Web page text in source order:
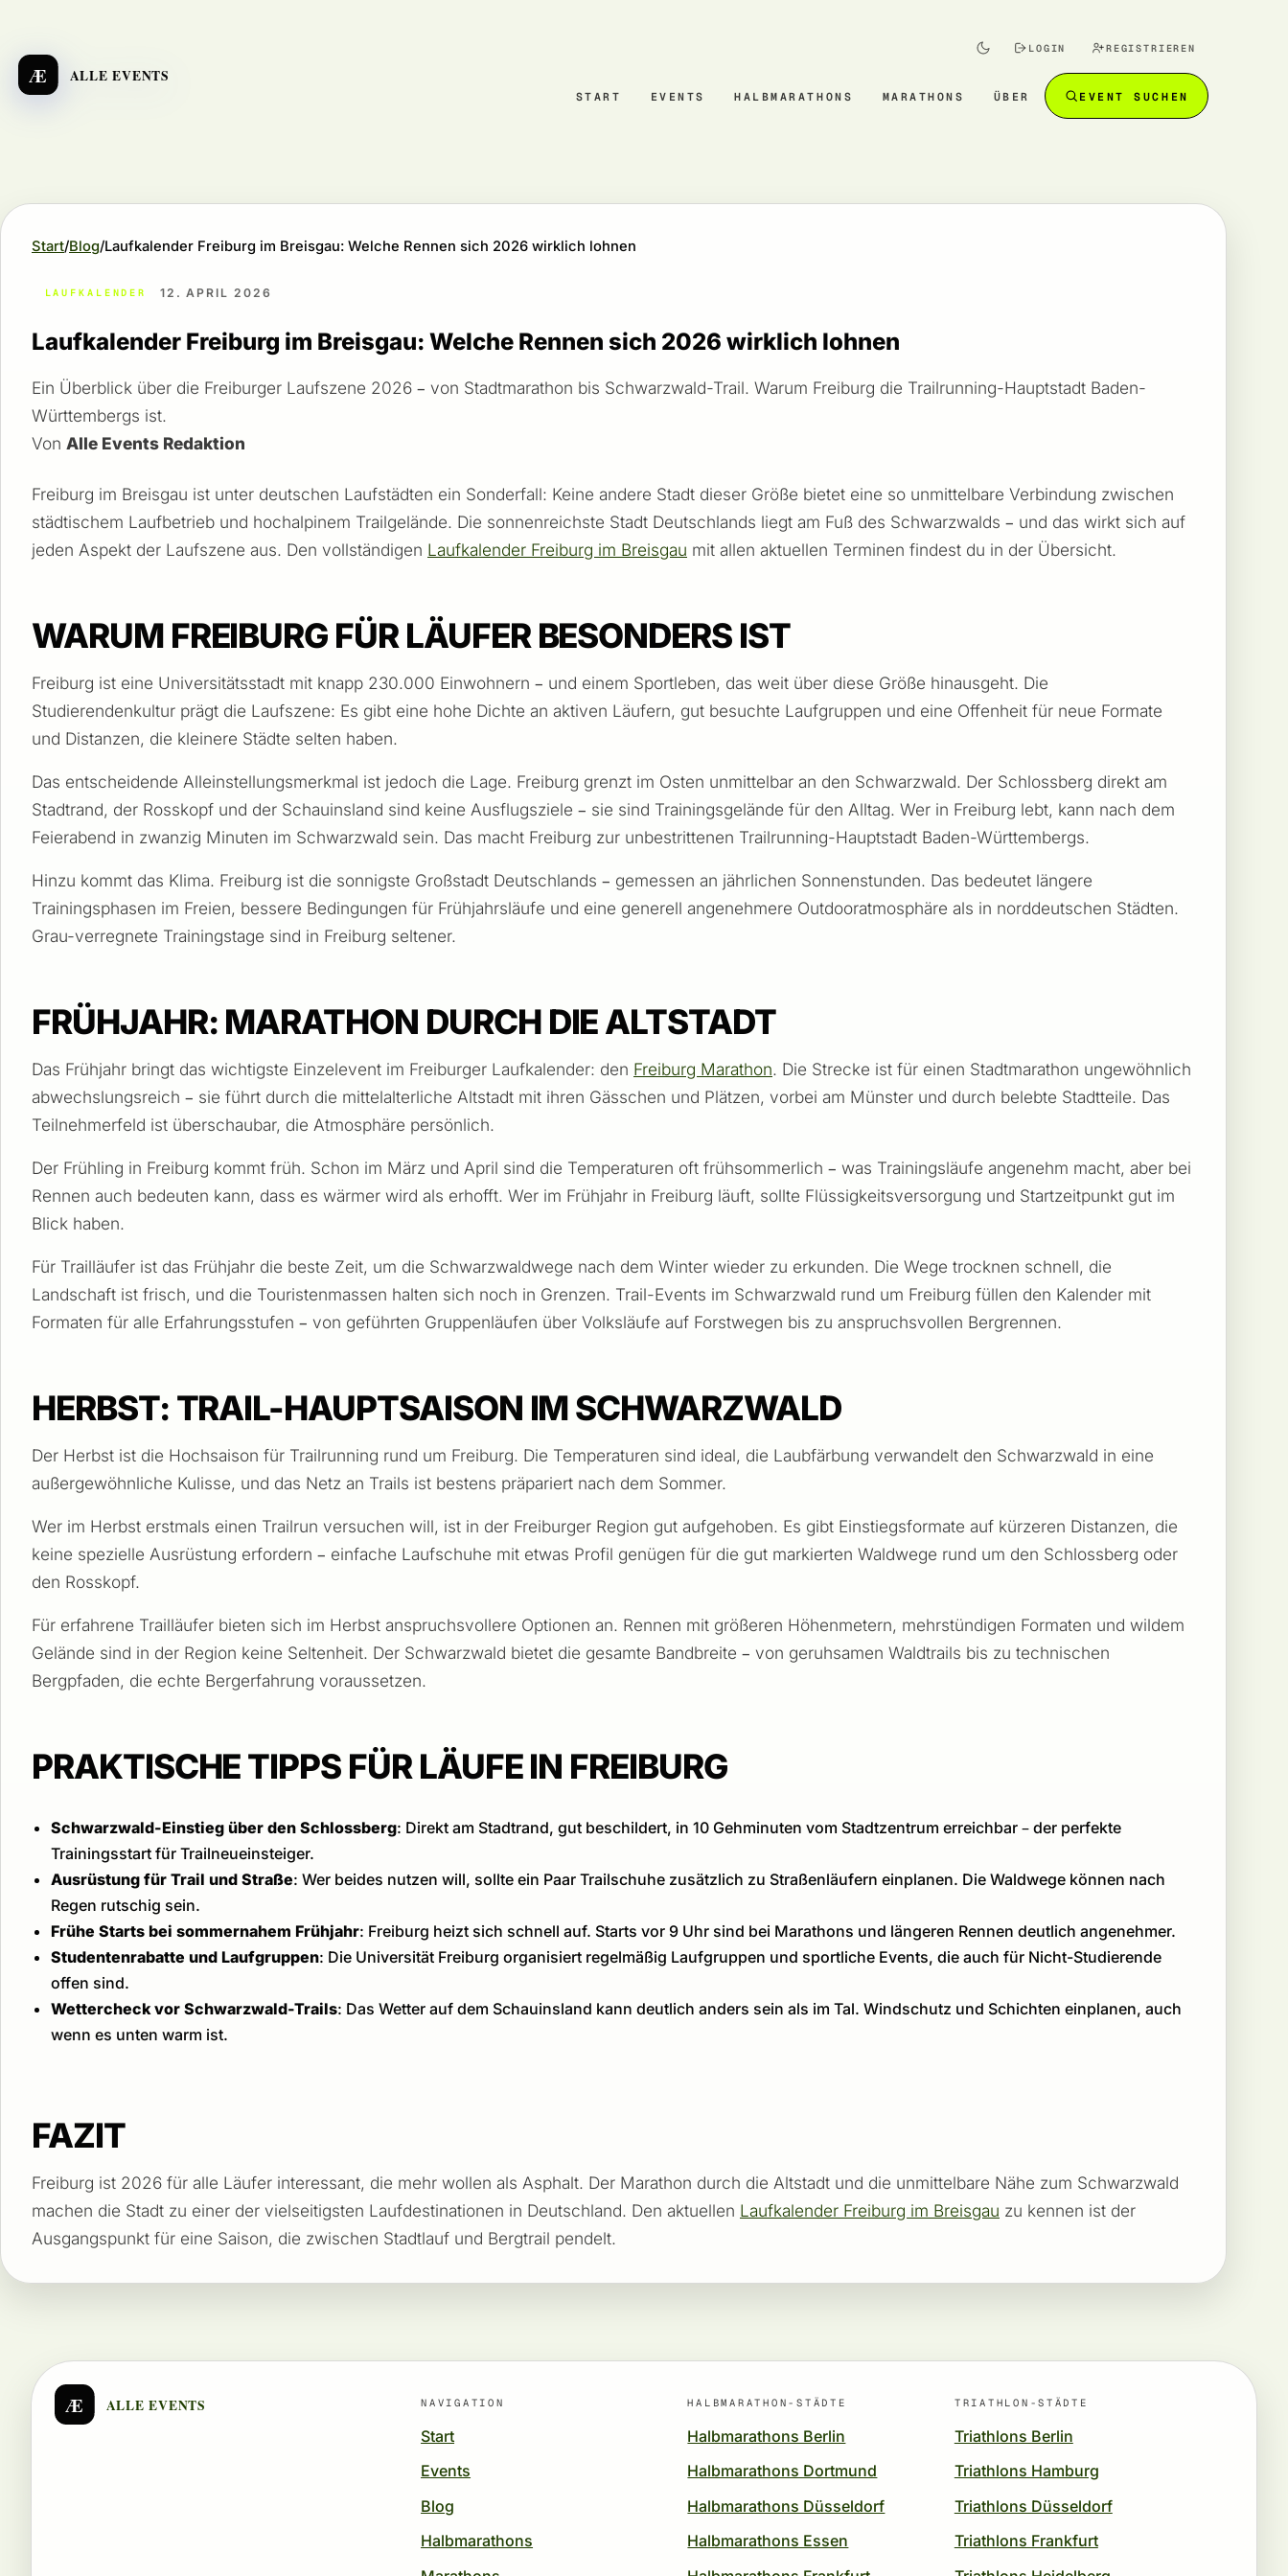
Æ ALLE EVENTS
LOGIN REGISTRIEREN
START EVENTS HALBMARATHONS MARATHONS ÜBER EVENT SUCHEN
Start Blog Laufkalender Freiburg im Breisgau: Welche Rennen sich 2026 wirklich lohnen
LAUFKALENDER 12. APRIL 2026
Laufkalender Freiburg im Breisgau: Welche Rennen sich 2026 wirklich lohnen
Ein Überblick über die Freiburger Laufszene 2026 – von Stadtmarathon bis Schwarzwald-Trail. Warum Freiburg die Trailrunning-Hauptstadt Baden-
Württembergs ist.
Von Alle Events Redaktion
Freiburg im Breisgau ist unter deutschen Laufstädten ein Sonderfall: Keine andere Stadt dieser Größe bietet eine so unmittelbare Verbindung zwischen
städtischem Laufbetrieb und hochalpinem Trailgelände. Die sonnenreichste Stadt Deutschlands liegt am Fuß des Schwarzwalds – und das wirkt sich auf
jeden Aspekt der Laufszene aus. Den vollständigen Laufkalender Freiburg im Breisgau mit allen aktuellen Terminen findest du in der Übersicht.
WARUM FREIBURG FÜR LÄUFER BESONDERS IST
Freiburg ist eine Universitätsstadt mit knapp 230.000 Einwohnern – und einem Sportleben, das weit über diese Größe hinausgeht. Die
Studierendenkultur prägt die Laufszene: Es gibt eine hohe Dichte an aktiven Läufern, gut besuchte Laufgruppen und eine Offenheit für neue Formate
und Distanzen, die kleinere Städte selten haben.
Das entscheidende Alleinstellungsmerkmal ist jedoch die Lage. Freiburg grenzt im Osten unmittelbar an den Schwarzwald. Der Schlossberg direkt am
Stadtrand, der Rosskopf und der Schauinsland sind keine Ausflugsziele – sie sind Trainingsgelände für den Alltag. Wer in Freiburg lebt, kann nach dem
Feierabend in zwanzig Minuten im Schwarzwald sein. Das macht Freiburg zur unbestrittenen Trailrunning-Hauptstadt Baden-Württembergs.
Hinzu kommt das Klima. Freiburg ist die sonnigste Großstadt Deutschlands – gemessen an jährlichen Sonnenstunden. Das bedeutet längere
Trainingsphasen im Freien, bessere Bedingungen für Frühjahrsläufe und eine generell angenehmere Outdooratmosphäre als in norddeutschen Städten.
Grau-verregnete Trainingstage sind in Freiburg seltener.
FRÜHJAHR: MARATHON DURCH DIE ALTSTADT
Das Frühjahr bringt das wichtigste Einzelevent im Freiburger Laufkalender: den Freiburg Marathon. Die Strecke ist für einen Stadtmarathon ungewöhnlich
abwechslungsreich – sie führt durch die mittelalterliche Altstadt mit ihren Gässchen und Plätzen, vorbei am Münster und durch belebte Stadtteile. Das
Teilnehmerfeld ist überschaubar, die Atmosphäre persönlich.
Der Frühling in Freiburg kommt früh. Schon im März und April sind die Temperaturen oft frühsommerlich – was Trainingsläufe angenehm macht, aber bei
Rennen auch bedeuten kann, dass es wärmer wird als erhofft. Wer im Frühjahr in Freiburg läuft, sollte Flüssigkeitsversorgung und Startzeitpunkt gut im
Blick haben.
Für Trailläufer ist das Frühjahr die beste Zeit, um die Schwarzwaldwege nach dem Winter wieder zu erkunden. Die Wege trocknen schnell, die
Landschaft ist frisch, und die Touristenmassen halten sich noch in Grenzen. Trail-Events im Schwarzwald rund um Freiburg füllen den Kalender mit
Formaten für alle Erfahrungsstufen – von geführten Gruppenläufen über Volksläufe auf Forstwegen bis zu anspruchsvollen Bergrennen.
HERBST: TRAIL-HAUPTSAISON IM SCHWARZWALD
Der Herbst ist die Hochsaison für Trailrunning rund um Freiburg. Die Temperaturen sind ideal, die Laubfärbung verwandelt den Schwarzwald in eine
außergewöhnliche Kulisse, und das Netz an Trails ist bestens präpariert nach dem Sommer.
Wer im Herbst erstmals einen Trailrun versuchen will, ist in der Freiburger Region gut aufgehoben. Es gibt Einstiegsformate auf kürzeren Distanzen, die
keine spezielle Ausrüstung erfordern – einfache Laufschuhe mit etwas Profil genügen für die gut markierten Waldwege rund um den Schlossberg oder
den Rosskopf.
Für erfahrene Trailläufer bieten sich im Herbst anspruchsvollere Optionen an. Rennen mit größeren Höhenmetern, mehrstündigen Formaten und wildem
Gelände sind in der Region keine Seltenheit. Der Schwarzwald bietet die gesamte Bandbreite – von geruhsamen Waldtrails bis zu technischen
Bergpfaden, die echte Bergerfahrung voraussetzen.
PRAKTISCHE TIPPS FÜR LÄUFE IN FREIBURG
Schwarzwald-Einstieg über den Schlossberg: Direkt am Stadtrand, gut beschildert, in 10 Gehminuten vom Stadtzentrum erreichbar – der perfekte
Trainingsstart für Trailneueinsteiger.
Ausrüstung für Trail und Straße: Wer beides nutzen will, sollte ein Paar Trailschuhe zusätzlich zu Straßenläufern einplanen. Die Waldwege können nach
Regen rutschig sein.
Frühe Starts bei sommernahem Frühjahr: Freiburg heizt sich schnell auf. Starts vor 9 Uhr sind bei Marathons und längeren Rennen deutlich angenehmer.
Studentenrabatte und Laufgruppen: Die Universität Freiburg organisiert regelmäßig Laufgruppen und sportliche Events, die auch für Nicht-Studierende
offen sind.
Wettercheck vor Schwarzwald-Trails: Das Wetter auf dem Schauinsland kann deutlich anders sein als im Tal. Windschutz und Schichten einplanen, auch
wenn es unten warm ist.
FAZIT
Freiburg ist 2026 für alle Läufer interessant, die mehr wollen als Asphalt. Der Marathon durch die Altstadt und die unmittelbare Nähe zum Schwarzwald
machen die Stadt zu einer der vielseitigsten Laufdestinationen in Deutschland. Den aktuellen Laufkalender Freiburg im Breisgau zu kennen ist der
Ausgangspunkt für eine Saison, die zwischen Stadtlauf und Bergtrail pendelt.
Æ ALLE EVENTS NAVIGATION
Start
Events
Blog
Halbmarathons
HALBMARATHON-STÄDTE
Halbmarathons Berlin
Halbmarathons Dortmund
Halbmarathons Düsseldorf
Halbmarathons Essen
TRIATHLON-STÄDTE
Triathlons Berlin
Triathlons Hamburg
Triathlons Düsseldorf
Triathlons Frankfurt